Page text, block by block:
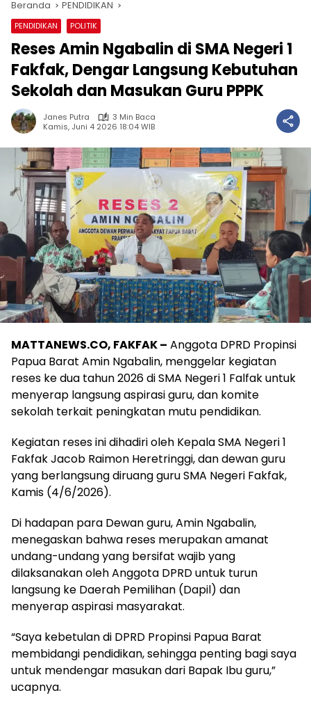
Beranda PENDIDIKAN
PENDIDIKAN POLITIK
Reses Amin Ngabalin di SMA Negeri 1
Fakfak, Dengar Langsung Kebutuhan
Sekolah dan Masukan Guru PPPK
Janes Putra
3 Min Baca
Kamis, Juni 4 2026 18:04 WIB
MATTANEWS.CO, FAKFAK – Anggota DPRD Propinsi
Papua Barat Amin Ngabalin, menggelar kegiatan
reses ke dua tahun 2026 di SMA Negeri 1 Falfak untuk
menyerap langsung aspirasi guru, dan komite
sekolah terkait peningkatan mutu pendidikan.
Kegiatan reses ini dihadiri oleh Kepala SMA Negeri 1
Fakfak Jacob Raimon Heretringgi, dan dewan guru
yang berlangsung diruang guru SMA Negeri Fakfak,
Kamis (4/6/2026).
Di hadapan para Dewan guru, Amin Ngabalin,
menegaskan bahwa reses merupakan amanat
undang-undang yang bersifat wajib yang
dilaksanakan oleh Anggota DPRD untuk turun
langsung ke Daerah Pemilihan (Dapil) dan
menyerap aspirasi masyarakat.
“Saya kebetulan di DPRD Propinsi Papua Barat
membidangi pendidikan, sehingga penting bagi saya
untuk mendengar masukan dari Bapak Ibu guru,”
ucapnya.